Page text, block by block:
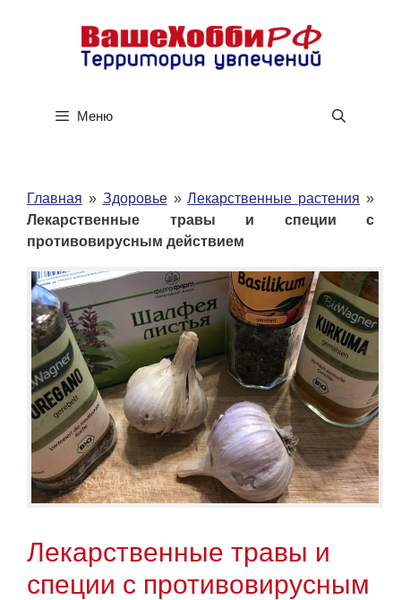
содержимому
Меню
Главная » Здоровье»Лекарственные растения »
Лекарственные травы и специи с
противовирусным действием
Лекарственные травы и
специи с противовирусным